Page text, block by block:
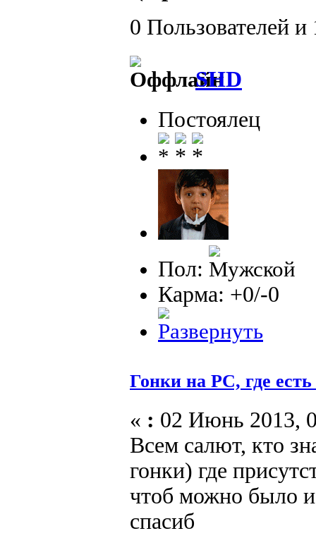
0 Пользователей
SHD
Постоялец
Пол:
Карма: +0/-0
Гонки на PC, где
« : 02 Июнь 2013,
Всем салют, кто
гонки) где
чтоб можно было
спасиб